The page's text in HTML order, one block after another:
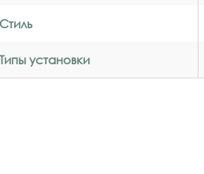
Стиль
Типы установки